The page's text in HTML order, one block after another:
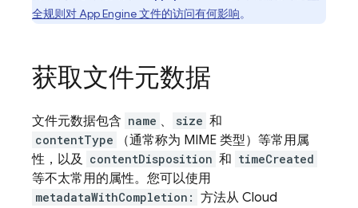
全规则对App Engine文件的访问有何影响。
获取文件元数据
文件元数据包含 name 、 size 和
contentType
（通常称为 MIME 类型）等常用属
性，以及 contentDisposition 和 timeCreated
等不太常用的属性。您可以使用
metadataWithCompletion: 方法从 Cloud